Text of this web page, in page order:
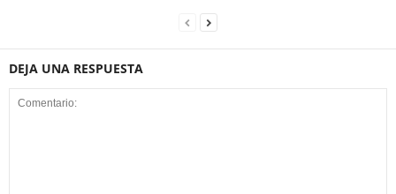
DEJA UNA RESPUESTA